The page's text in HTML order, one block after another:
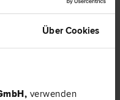
Über Cookies
, verwenden